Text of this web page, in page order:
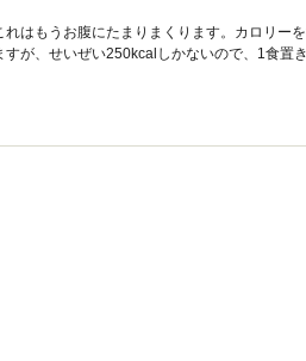
はもうお腹にたまりまくります。カロリー
すが、せいぜい250kcalしかないので、1食置